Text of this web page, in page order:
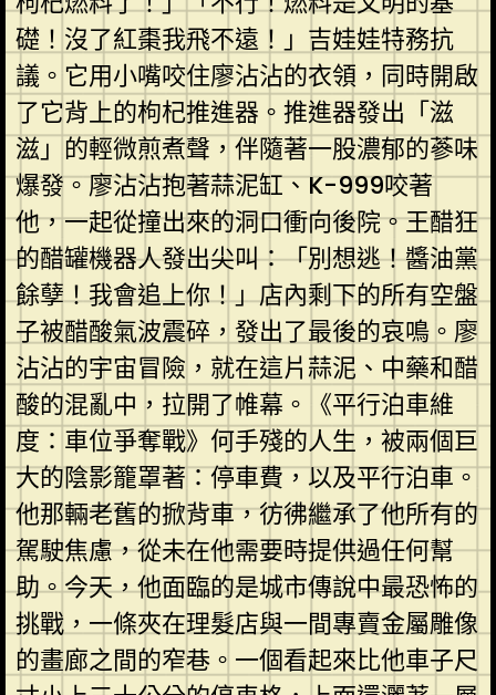
礎！沒了紅棗我飛不遠！」吉娃娃特務抗
議。它用小嘴咬住廖沾沾的衣領，同時開啟
了它背上的枸杞推進器。推進器發出「滋
滋」的輕微煎煮聲，伴隨著一股濃郁的蔘味
爆發。廖沾沾抱著蒜泥缸、K-999咬著
他，一起從撞出來的洞口衝向後院。王醋狂
的醋罐機器人發出尖叫：「別想逃！醬油黨
餘孽！我會追上你！」店內剩下的所有空盤
子被醋酸氣波震碎，發出了最後的哀鳴。廖
沾沾的宇宙冒險，就在這片蒜泥、中藥和醋
酸的混亂中，拉開了帷幕。《平行泊車維
度：車位爭奪戰》何手殘的人生，被兩個巨
大的陰影籠罩著：停車費，以及平行泊車。
他那輛老舊的掀背車，彷彿繼承了他所有的
駕駛焦慮，從未在他需要時提供過任何幫
助。今天，他面臨的是城市傳說中最恐怖的
挑戰，一條夾在理髮店與一間專賣金屬雕像
的畫廊之間的窄巷。一個看起來比他車子尺